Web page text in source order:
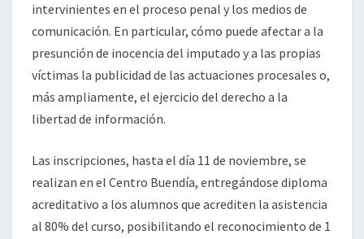
intervinientes en el proceso penal y los medios de
comunicación. En particular, cómo puede afectar a la
presunción de inocencia del imputado y a las propias
víctimas la publicidad de las actuaciones procesales o,
más ampliamente, el ejercicio del derecho a la
libertad de información.
Las inscripciones, hasta el día 11 de noviembre, se
realizan en el Centro Buendía, entregándose diploma
acreditativo a los alumnos que acrediten la asistencia
al 80% del curso, posibilitando el reconocimiento de 1